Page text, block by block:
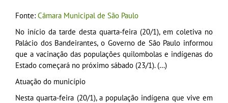
Fonte: Câmara Municipal de São Paulo
No início da tarde desta quarta-feira (20/1), em coletiva no
Palácio dos Bandeirantes, o Governo de São Paulo informou
que a vacinação das populações quilombolas e indígenas do
Estado começará no próximo sábado (23/1). (…)
Atuação do município
Nesta quarta-feira (20/1), a população indígena que vive em